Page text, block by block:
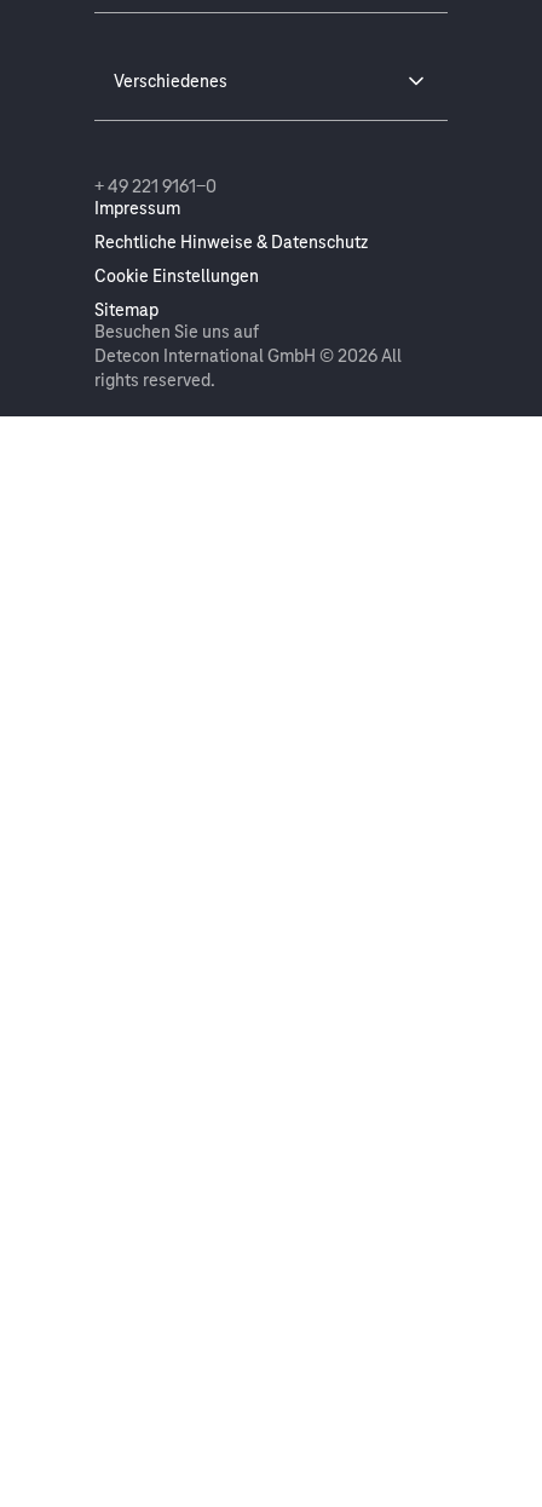
Verschiedenes
Detecon International GmbH © 2026 All
rights reserved.
Impressum
Rechtliche Hinweise & Datenschutz
Cookie Einstellungen
Sitemap
+ 49 221 9161-0
Besuchen Sie uns auf